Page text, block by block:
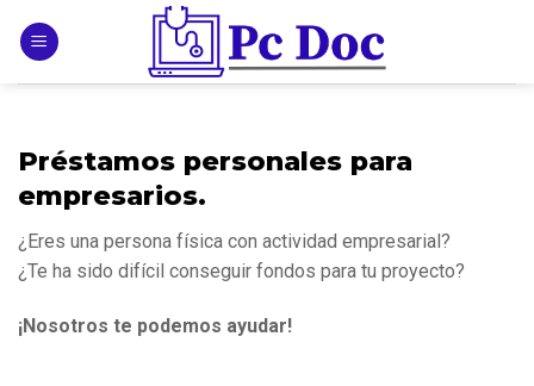
Préstamos personales para
empresarios.
¿Eres una persona física con actividad empresarial?
¿Te ha sido difícil conseguir fondos para tu proyecto?
¡Nosotros te podemos ayudar!